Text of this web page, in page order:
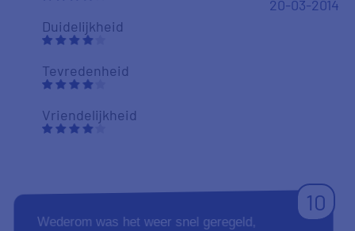
Duidelijkheid
Tevredenheid
Vriendelijkheid
20-03-2014
10
Wederom was het weer snel geregeld,